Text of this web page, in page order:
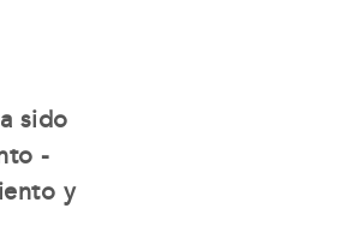
sido
-
y